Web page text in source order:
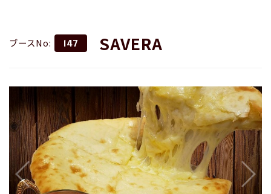
ブースNo: 147 SAVERA